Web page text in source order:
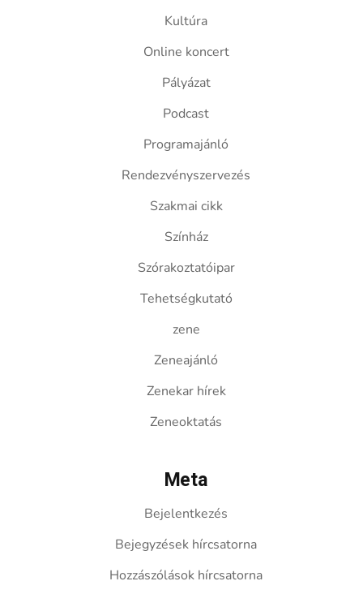
Kultúra
Online koncert
Pályázat
Podcast
Programajánló
Rendezvényszervezés
Szakmai cikk
Színház
Szórakoztatóipar
Tehetségkutató
zene
Zeneajánló
Zenekar hírek
Zeneoktatás
Meta
Bejelentkezés
Bejegyzések hírcsatorna
Hozzászólások hírcsatorna